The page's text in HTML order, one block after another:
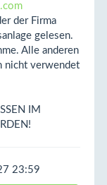
der Firma
gelesen.
Alle anderen
nicht verwendet
IM
23:59